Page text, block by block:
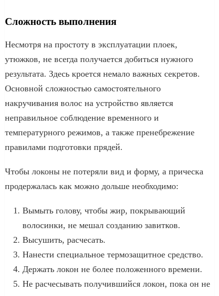
Сложность выполнения
Несмотря на простоту в эксплуатации плоек,
утюжков, не всегда получается добиться нужного
результата. Здесь кроется немало важных секретов.
Основной сложностью самостоятельного
накручивания волос на устройство является
неправильное соблюдение временного и
температурного режимов, а также пренебрежение
правилами подготовки прядей.
Чтобы локоны не потеряли вид и форму, а прическа
продержалась как можно дольше необходимо:
Вымыть голову, чтобы жир, покрывающий
волосинки, не мешал созданию завитков.
Высушить, расчесать.
Нанести специальное термозащитное средство.
Держать локон не более положенного времени.
Не расчесывать получившийся локон, пока он не